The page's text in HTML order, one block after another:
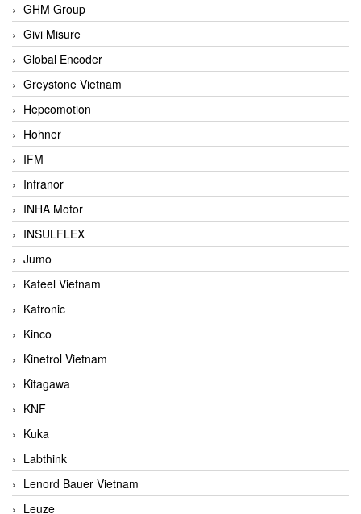
GHM Group
Givi Misure
Global Encoder
Greystone Vietnam
Hepcomotion
Hohner
IFM
Infranor
INHA Motor
INSULFLEX
Jumo
Kateel Vietnam
Katronic
Kinco
Kinetrol Vietnam
Kitagawa
KNF
Kuka
Labthink
Lenord Bauer Vietnam
Leuze